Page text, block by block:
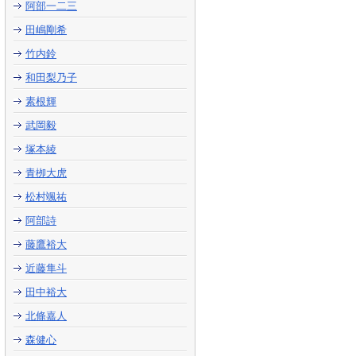
阿部一二三
田嶋剛希
竹内鈴
和田梨乃子
素根輝
武岡毅
塚本綾
青栁大虎
松村颯祐
阿部詩
藤鷹裕大
近藤隼斗
田中裕大
北條嘉人
森健心